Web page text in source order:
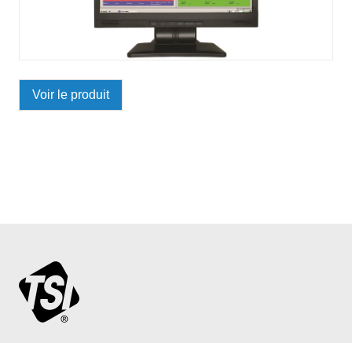
Voir le produit